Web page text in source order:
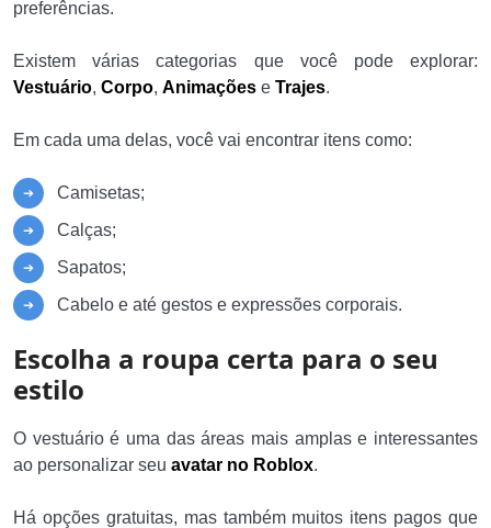
preferências.
Existem várias categorias que você pode explorar:
Vestuário, Corpo, Animações e Trajes.
Em cada uma delas, você vai encontrar itens como:
Camisetas;
Calças;
Sapatos;
Cabelo e até gestos e expressões corporais.
Escolha a roupa certa para o seu
estilo
O vestuário é uma das áreas mais amplas e interessantes
ao personalizar seu avatar no Roblox.
Há opções gratuitas, mas também muitos itens pagos que